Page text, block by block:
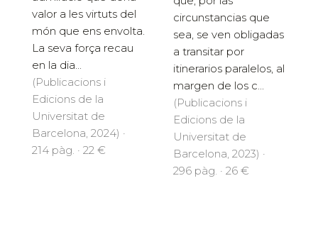
valor a les virtuts del
món que ens envolta.
La seva força recau
en la dia...
(Publicacions i
Edicions de la
Universitat de
Barcelona, 2024) ·
214 pàg. · 22 €
circunstancias que
sea, se ven obligadas
a transitar por
itinerarios paralelos, al
margen de los c...
(Publicacions i
Edicions de la
Universitat de
Barcelona, 2023) ·
296 pàg. · 26 €